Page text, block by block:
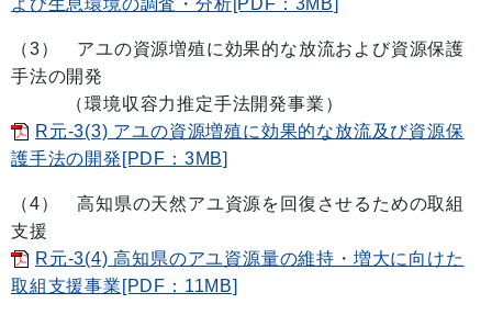
よび生息環境の調査・分析[PDF：3MB]
（3） アユの資源増殖に効果的な放流および資源保護
手法の開発
（環境収容力推定手法開発事業）
R元-3(3) アユの資源増殖に効果的な放流及び資源保
護手法の開発[PDF：3MB]
（4） 高知県の天然アユ資源を回復させるための取組
支援
R元-3(4) 高知県のアユ資源量の維持・増大に向けた
取組支援事業[PDF：11MB]